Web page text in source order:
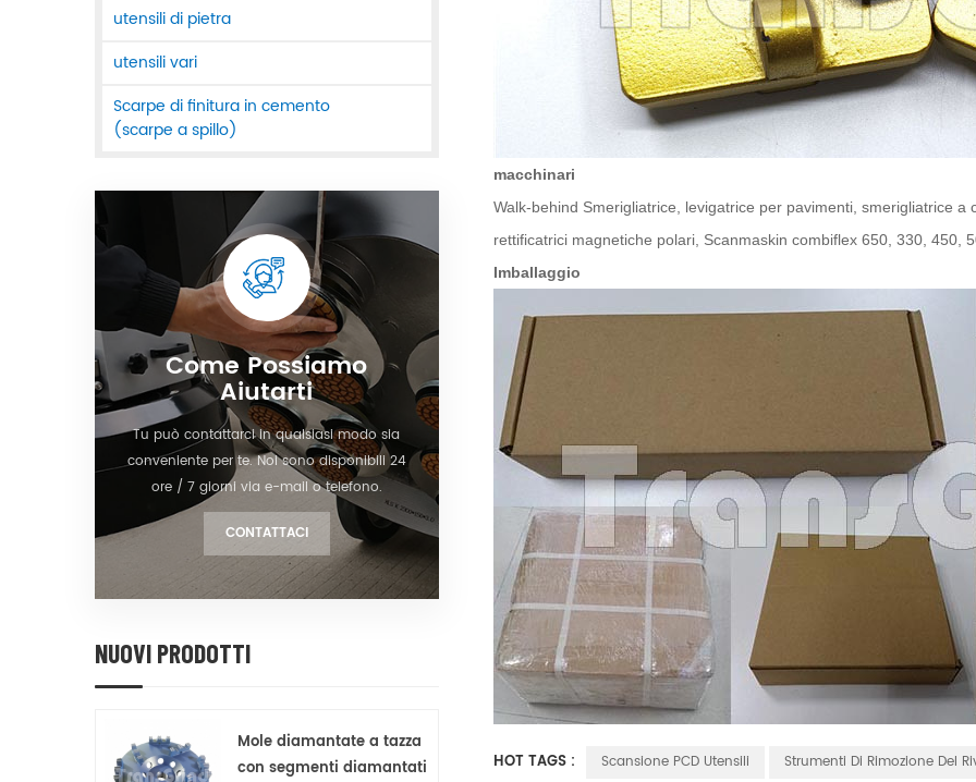
utensili di pietra
utensili vari
Scarpe di finitura in cemento
(scarpe a spillo)
Come Possiamo
Aiutarti
Tu può contattarci in qualsiasi modo sia
conveniente per te. Noi sono disponibili 24
ore / 7 giorni via e-mail o telefono.
CONTATTACI
NUOVI PRODOTTI
Mole diamantate a tazza
con segmenti diamantati
macchinari
Walk-behind Smerigliatrice, levigatrice per pavimenti, smerigliatrice
rettificatrici magnetiche polari, Scanmaskin combiflex 650, 330, 450,
Imballaggio
HOT TAGS : Scansione PCD Utensili
Strumenti Di Rimozione Del